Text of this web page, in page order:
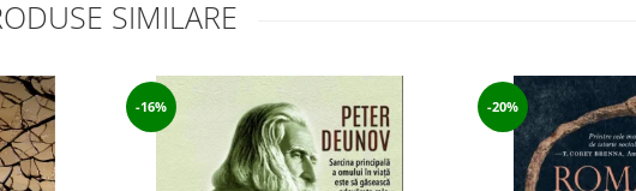
SIMILARE
-16% -20%